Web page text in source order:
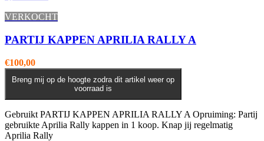
VERKOCHT
PARTIJ KAPPEN APRILIA RALLY A
€100,00
Breng mij op de hoogte zodra dit artikel weer op
voorraad is
Gebruikt PARTIJ KAPPEN APRILIA RALLY A Opruiming: Partij
gebruikte Aprilia Rally kappen in 1 koop. Knap jij regelmatig
Aprilia Rally